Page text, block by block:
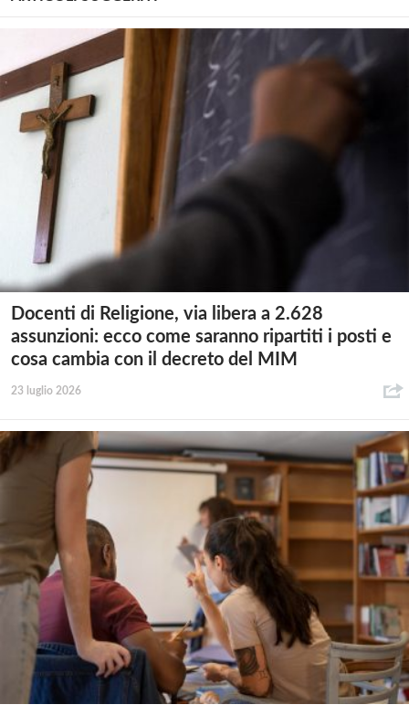
Docenti di Religione, via libera a 2.628
assunzioni: ecco come saranno ripartiti i posti e
cosa cambia con il decreto del MIM
23 luglio 2026